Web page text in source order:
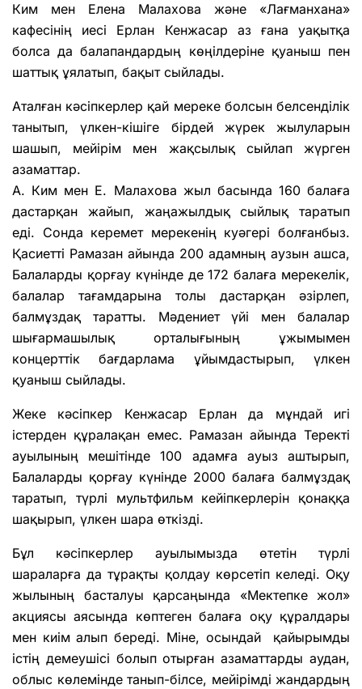
Ким мен Елена Малахова және «Лағманхана»
кафесінің иесі Ерлан Кенжасар аз ғана уақытқа
болса да балапандардың көңілдеріне қуаныш пен
шаттық ұялатып, бақыт сыйлады.
Аталған кәсіпкерлер қай мереке болсын белсенділік
танытып, үлкен-кішіге бірдей жүрек жылуларын
шашып, мейірім мен жақсылық сыйлап жүрген
азаматтар.
А. Ким мен Е. Малахова жыл басында 160 балаға
дастарқан жайып, жаңажылдық сыйлық таратып
еді. Сонда керемет мерекенің куәгері болғанбыз.
Қасиетті Рамазан айында 200 адамның аузын ашса,
Балаларды қорғау күнінде де 172 балаға мерекелік,
балалар тағамдарына толы дастарқан әзірлеп,
балмұздақ таратты. Мәдениет үйі мен балалар
шығармашылық орталығының ұжымымен
концерттік бағдарлама ұйымдастырып, үлкен
қуаныш сыйлады.
Жеке кәсіпкер Кенжасар Ерлан да мұндай игі
істерден құралақан емес. Рамазан айында Теректі
ауылының мешітінде 100 адамға ауыз аштырып,
Балаларды қорғау күнінде 2000 балаға балмұздақ
таратып, түрлі мультфильм кейіпкерлерін қонаққа
шақырып, үлкен шара өткізді.
Бұл кәсіпкерлер ауылымызда өте­тін түрлі
шараларға да тұрақты қолдау көрсетіп келеді. Оқу
жылының басталуы қарсаңында «Мектепке жол»
акциясы аясында көптеген балаға оқу құралдары
мен киім алып береді. Міне, осындай қайырымды
істің демеушісі болып отырған азаматтарды аудан,
облыс көлемінде танып-білсе, мейірімді жандардың